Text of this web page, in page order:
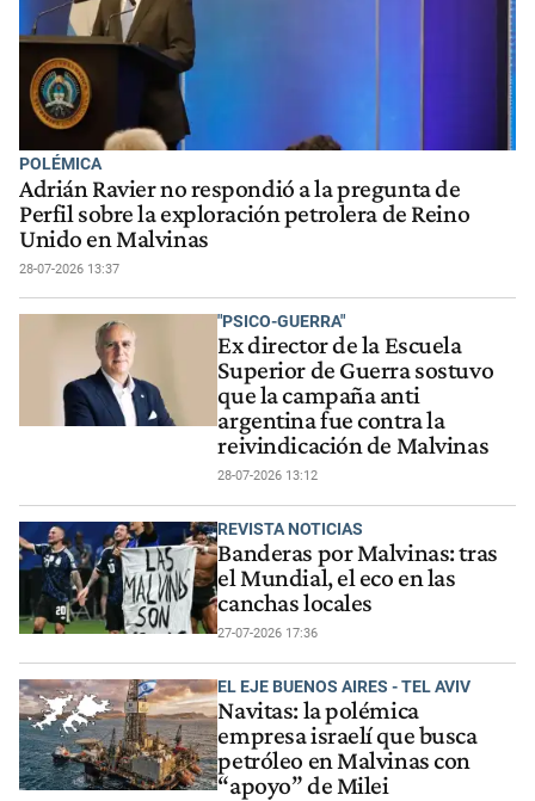
POLÉMICA
Adrián Ravier no respondió a la pregunta de
Perfil sobre la exploración petrolera de Reino
Unido en Malvinas
28-07-2026 13:37
"PSICO-GUERRA"
Ex director de la Escuela
Superior de Guerra sostuvo
que la campaña anti
argentina fue contra la
reivindicación de Malvinas
28-07-2026 13:12
REVISTA NOTICIAS
Banderas por Malvinas: tras
el Mundial, el eco en las
canchas locales
27-07-2026 17:36
EL EJE BUENOS AIRES - TEL AVIV
Navitas: la polémica
empresa israelí que busca
petróleo en Malvinas con
“apoyo” de Milei